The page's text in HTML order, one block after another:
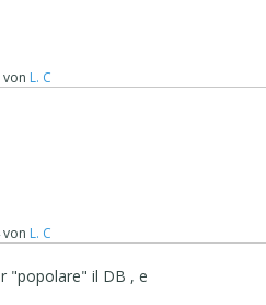
von L. C
von L. C
"popolare" il DB , e